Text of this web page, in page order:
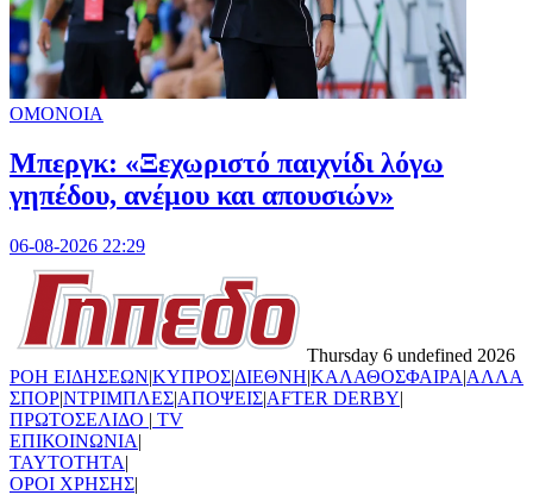
ΟΜΟΝΟΙΑ
Μπεργκ: «Ξεχωριστό παιχνίδι λόγω
γηπέδου, ανέμου και απουσιών»
06-08-2026 22:29
Thursday 6 undefined 2026
ΡΟΗ ΕΙΔΗΣΕΩΝ|ΚΥΠΡΟΣ|ΔΙΕΘΝΗ|ΚΑΛΑΘΟΣΦΑΙΡΑ|ΑΛΛΑ
ΣΠΟΡ|ΝΤΡΙΜΠΛΕΣ|ΑΠΟΨΕΙΣ|AFTER DERBY|
ΠΡΩΤΟΣΕΛΙΔΟ | TV
ΕΠΙΚΟΙΝΩΝΙΑ|
TAYTOTHTA|
ΟΡΟΙ ΧΡΗΣΗΣ|